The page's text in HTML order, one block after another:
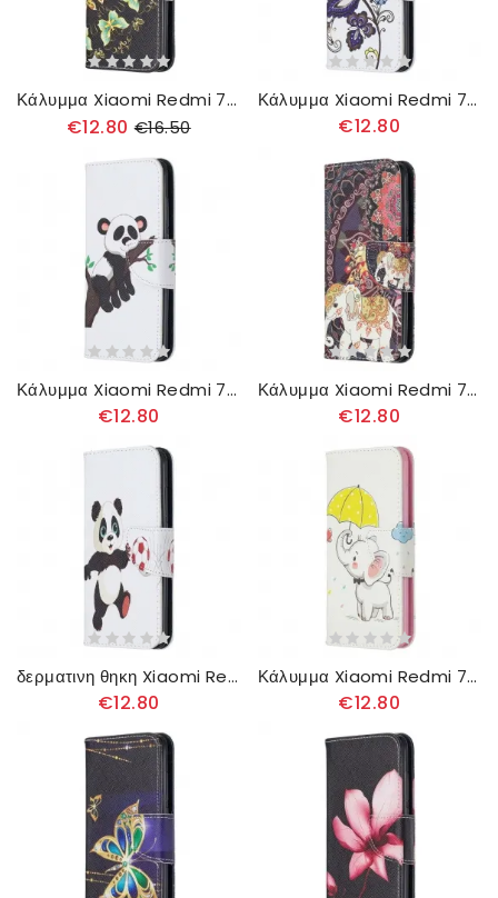
Κάλυμμα Xiaomi Redmi 7A Πεταλούδες Μάνταλα
€12.80 €16.50
Κάλυμμα Xiaomi Redmi 7A Τατουάζ Πεταλούδας
€12.80
Κάλυμμα Xiaomi Redmi 7A Lazy Panda
€12.80
Κάλυμμα Xiaomi Redmi 7A Ινδικοί Ελέφαντες
€12.80
δερματινη θηκη Xiaomi Redmi 7A Πόδι Panda
€12.80
Κάλυμμα Xiaomi Redmi 7A Μωρό Ελέφαντα
€12.80